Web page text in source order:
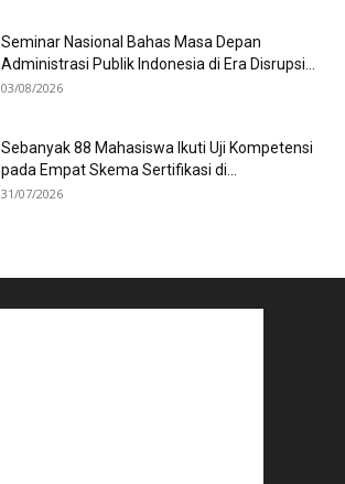
Seminar Nasional Bahas Masa Depan
Administrasi Publik Indonesia di Era Disrupsi...
03/08/2026
Sebanyak 88 Mahasiswa Ikuti Uji Kompetensi
pada Empat Skema Sertifikasi di...
31/07/2026